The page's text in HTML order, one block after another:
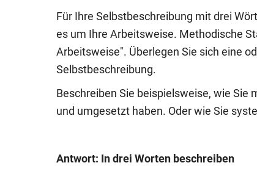
Für Ihre Selbstbeschreibung mit drei
es um Ihre Arbeitsweise. Methodische
Arbeitsweise". Überlegen Sie sich eine
Selbstbeschreibung.
Beschreiben Sie beispielsweise, wie
und umgesetzt haben. Oder wie Sie
Antwort: In drei Worten beschreiben